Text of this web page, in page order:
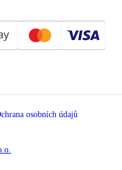
osobních údajů